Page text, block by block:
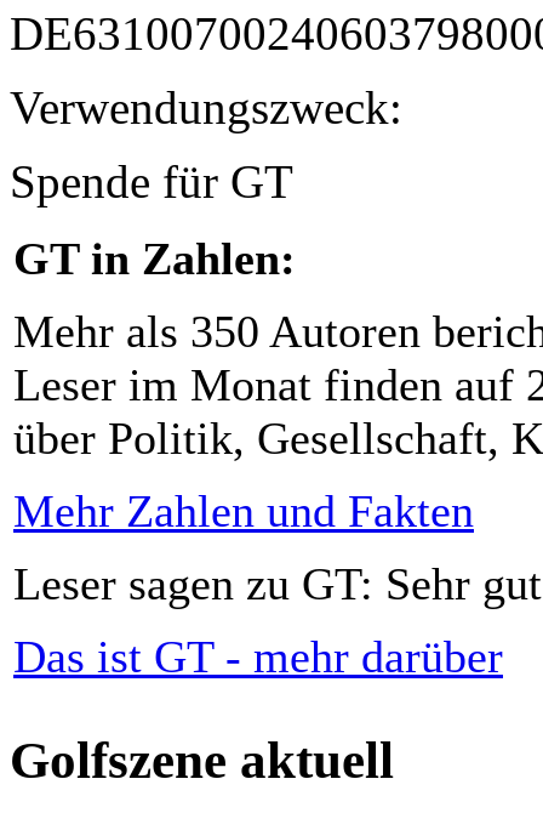
Verwendungszweck:
Spende für GT
GT in Zahlen:
Mehr als 350 Autoren
Leser im Monat finden auf
über Politik, Gesellschaft,
Mehr Zahlen und Fakten
Leser sagen zu GT: Sehr
Das ist GT - mehr darüber
Golfszene aktuell